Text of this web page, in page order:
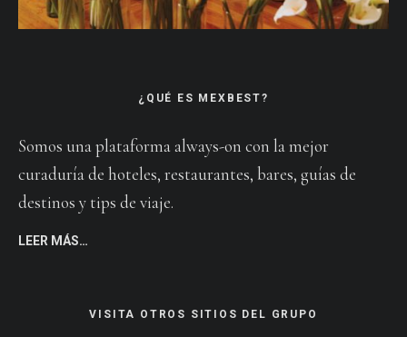
¿QUÉ ES MEXBEST?
Somos una plataforma always-on con la mejor
curaduría de hoteles, restaurantes, bares, guías de
destinos y tips de viaje.
LEER MÁS…
VISITA OTROS SITIOS DEL GRUPO